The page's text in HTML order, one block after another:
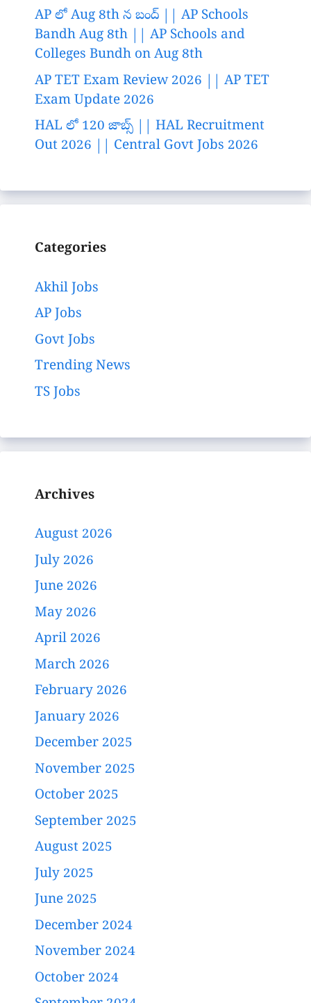
AP లో Aug 8th న బంద్ || AP Schools
Bandh Aug 8th || AP Schools and
Colleges Bundh on Aug 8th
AP TET Exam Review 2026 || AP TET
Exam Update 2026
HAL లో 120 జాబ్స్ || HAL Recruitment
Out 2026 || Central Govt Jobs 2026
Categories
Akhil Jobs
AP Jobs
Govt Jobs
Trending News
TS Jobs
Archives
August 2026
July 2026
June 2026
May 2026
April 2026
March 2026
February 2026
January 2026
December 2025
November 2025
October 2025
September 2025
August 2025
July 2025
June 2025
December 2024
November 2024
October 2024